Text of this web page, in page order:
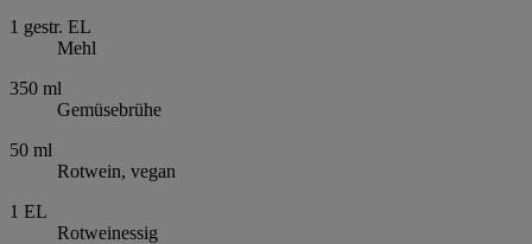
1 gestr. EL
Mehl
350 ml
Gemüsebrühe
50 ml
Rotwein, vegan
1 EL
Rotweinessig